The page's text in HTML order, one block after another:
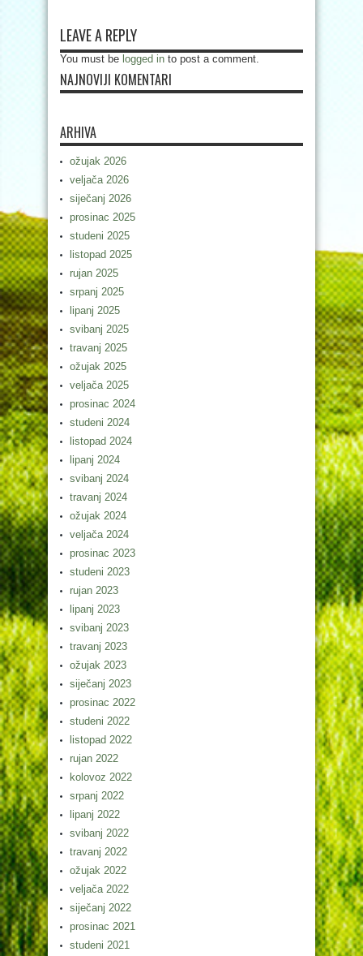
LEAVE A REPLY
You must be logged in to post a comment.
NAJNOVIJI KOMENTARI
ARHIVA
ožujak 2026
veljača 2026
siječanj 2026
prosinac 2025
studeni 2025
listopad 2025
rujan 2025
srpanj 2025
lipanj 2025
svibanj 2025
travanj 2025
ožujak 2025
veljača 2025
prosinac 2024
studeni 2024
listopad 2024
lipanj 2024
svibanj 2024
travanj 2024
ožujak 2024
veljača 2024
prosinac 2023
studeni 2023
rujan 2023
lipanj 2023
svibanj 2023
travanj 2023
ožujak 2023
siječanj 2023
prosinac 2022
studeni 2022
listopad 2022
rujan 2022
kolovoz 2022
srpanj 2022
lipanj 2022
svibanj 2022
travanj 2022
ožujak 2022
veljača 2022
siječanj 2022
prosinac 2021
studeni 2021